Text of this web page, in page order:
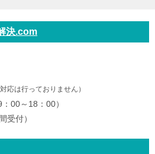
決.com
応は行っておりません）
00～18：00）
受付）